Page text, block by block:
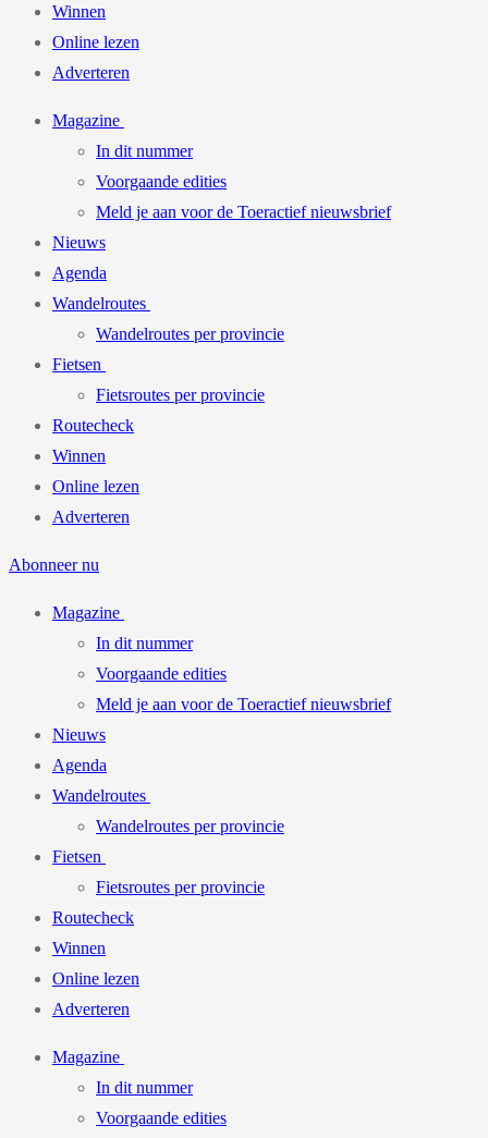
Winnen
Online lezen
Adverteren
Magazine
In dit nummer
Voorgaande edities
Meld je aan voor de Toeractief nieuwsbrief
Nieuws
Agenda
Wandelroutes
Wandelroutes per provincie
Fietsen
Fietsroutes per provincie
Routecheck
Winnen
Online lezen
Adverteren
Abonneer nu
Magazine
In dit nummer
Voorgaande edities
Meld je aan voor de Toeractief nieuwsbrief
Nieuws
Agenda
Wandelroutes
Wandelroutes per provincie
Fietsen
Fietsroutes per provincie
Routecheck
Winnen
Online lezen
Adverteren
Magazine
In dit nummer
Voorgaande edities